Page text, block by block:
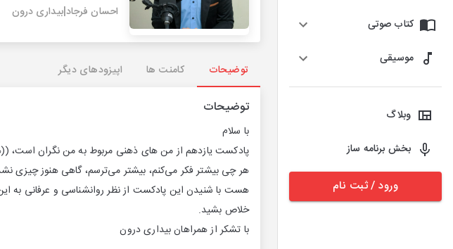
کتاب صوتی
موسیقی
وبلاگ
بخش برنامه ساز
ورود / ثبت نام
احسان فرجاد|بیداری درون
توضیحات کامنت ها اپیزودهای دیگر
توضیحات
با سلام
پادکست یازدهم از من های ذهنی مربوط به من نگران است،
هر چی بیشتر فکر می‌کنم، بیشتر می‌ترسم، گاهی هنوز
هست با شنیدن این پادکست از نظر روانشناسی و عرفانی به
خلاص بشید.
با تشکر از همراهان بیداری درون